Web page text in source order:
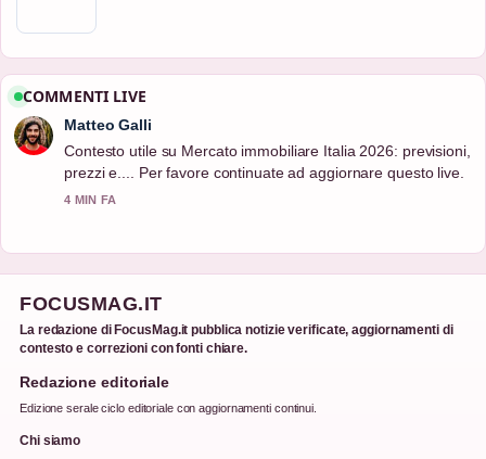
COMMENTI LIVE
Matteo Galli
Contesto utile su Mercato immobiliare Italia 2026: previsioni,
prezzi e.... Per favore continuate ad aggiornare questo live.
4 MIN FA
FOCUSMAG.IT
La redazione di FocusMag.it pubblica notizie verificate, aggiornamenti di
contesto e correzioni con fonti chiare.
Redazione editoriale
Edizione serale ciclo editoriale con aggiornamenti continui.
Chi siamo